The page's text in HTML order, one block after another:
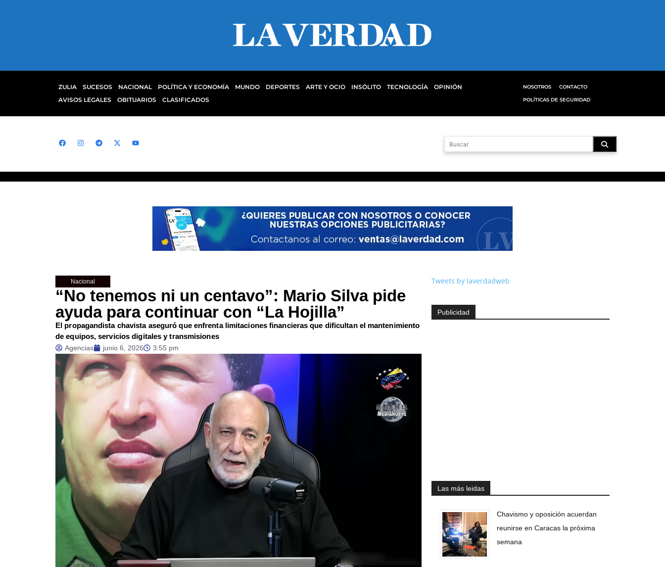
ZULIA SUCESOS NACIONAL POLÍTICA Y ECONOMÍA MUNDO DEPORTES ARTE Y OCIO INSÓLITO TECNOLOGÍA
OPINIÓN
AVISOS LEGALES
OBITUARIOS CLASIFICADOS
NOSOTROS
CONTACTO
POLÍTICAS DE SEGURIDAD
Nacional
“No tenemos ni un centavo”: Mario Silva pide
ayuda para continuar con “La Hojilla”
El propagandista chavista aseguró que enfrenta limitaciones financieras que dificultan el mantenimiento
de equipos, servicios digitales y transmisiones
Agencias junio 6, 2026 3:55 pm
Tweets by laverdadweb
Publicidad
Las más leidas
Chavismo y oposición acuerdan
reunirse en Caracas la próxima
semana